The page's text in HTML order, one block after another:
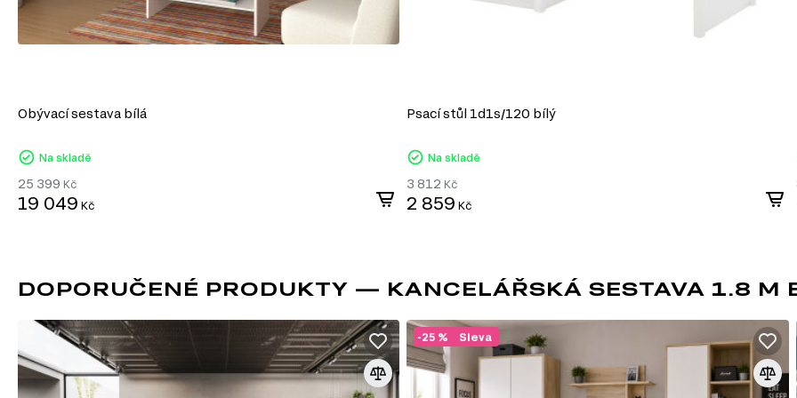
korpusového nábytku, čelních ploch a
univerzálnosti a dostupnosti.
široké škále dekorativních povrchů.
Odolnost vůči vlivům: Laminované DTD je
Ekologičnost: Moderní výrobci zajišťují
KULIČKOVÁ VEDENÍ PLNÉHO VÝSUVU
Telescopické plně výsuvné vedení jsou mechanismy, které umožňují plné vysunutí
zásuvek, polic nebo jiných pohyblivých prvků nábytku či vybavení za hranice korpusu.
Skládají se z několika (obvykle tří) sekcí, které se rozvinují, což umožňuje přístup do
Obývací sestava bílá
Na skladě
25 399 Kč
19 049 Kč
Psací stůl 1d1s/120 bílý
Na skladě
3 812 Kč
2 859 Kč
DOPORUČENÉ PRODUKTY — KANCELÁŘSKÁ SESTAVA 1.8 M
Sleva
-25 %